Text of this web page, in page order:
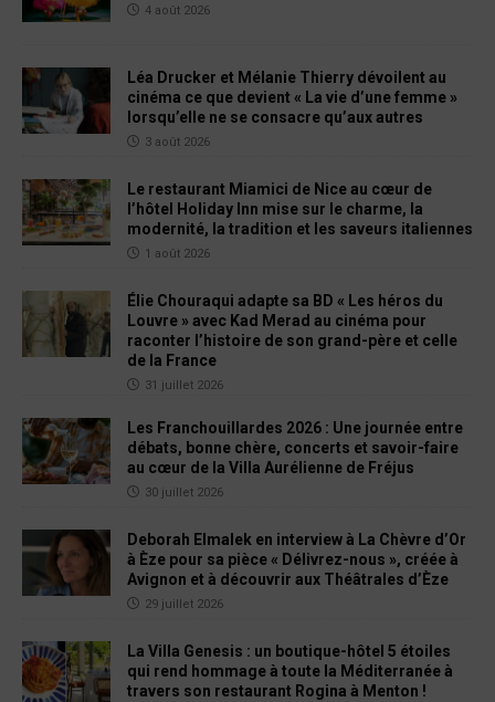
4 août 2026
Léa Drucker et Mélanie Thierry dévoilent au
cinéma ce que devient « La vie d’une femme »
lorsqu’elle ne se consacre qu’aux autres
3 août 2026
Le restaurant Miamici de Nice au cœur de
l’hôtel Holiday Inn mise sur le charme, la
modernité, la tradition et les saveurs italiennes
1 août 2026
Élie Chouraqui adapte sa BD « Les héros du
Louvre » avec Kad Merad au cinéma pour
raconter l’histoire de son grand-père et celle
de la France
31 juillet 2026
Les Franchouillardes 2026 : Une journée entre
débats, bonne chère, concerts et savoir-faire
au cœur de la Villa Aurélienne de Fréjus
30 juillet 2026
Deborah Elmalek en interview à La Chèvre d’Or
à Èze pour sa pièce « Délivrez-nous », créée à
Avignon et à découvrir aux Théâtrales d’Èze
29 juillet 2026
La Villa Genesis : un boutique-hôtel 5 étoiles
qui rend hommage à toute la Méditerranée à
travers son restaurant Rogina à Menton !